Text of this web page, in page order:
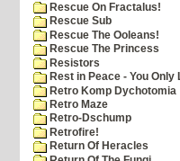
Rescue On Fractalus!
Rescue Sub
Rescue The Ooleans!
Rescue The Princess
Resistors
Rest in Peace - You Only
Retro Komp Dychotomia
Retro Maze
Retro-Dschump
Retrofire!
Return Of Heracles